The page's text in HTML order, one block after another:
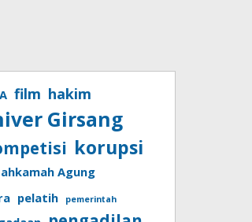
film hakim
Girsang
korupsi
Agung
pelatih pemerintah